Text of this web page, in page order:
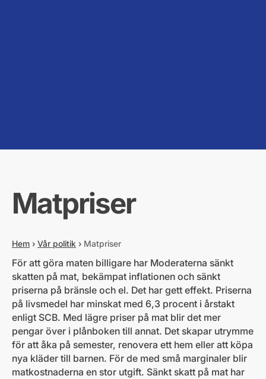
Matpriser
Hem › Vår politik › Matpriser
För att göra maten billigare har Moderaterna sänkt
skatten på mat, bekämpat inflationen och sänkt
priserna på bränsle och el. Det har gett effekt. Priserna
på livsmedel har minskat med 6,3 procent i årstakt
enligt SCB. Med lägre priser på mat blir det mer
pengar över i plånboken till annat. Det skapar utrymme
för att åka på semester, renovera ett hem eller att köpa
nya kläder till barnen. För de med små marginaler blir
matkostnaderna en stor utgift. Sänkt skatt på mat har